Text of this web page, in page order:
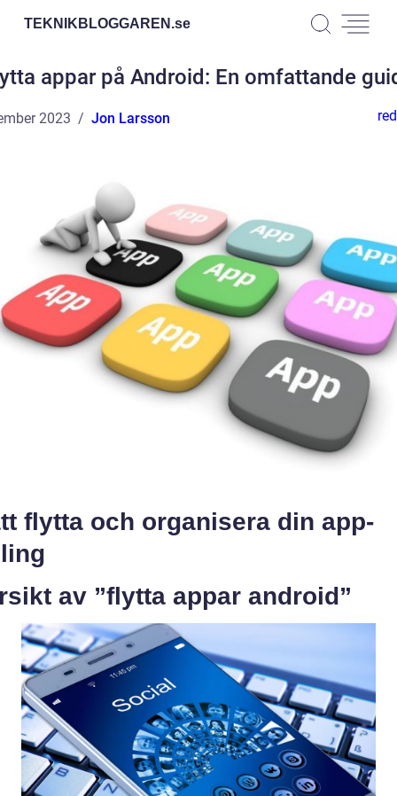
TEKNIKBLOGGAREN.se
appar på Android: En omfattande
2023 Jon Larsson
flytta och organisera din app-
av ”flytta appar android”